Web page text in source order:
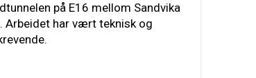
på E16 mellom Sandvika
Arbeidet har vært teknisk og